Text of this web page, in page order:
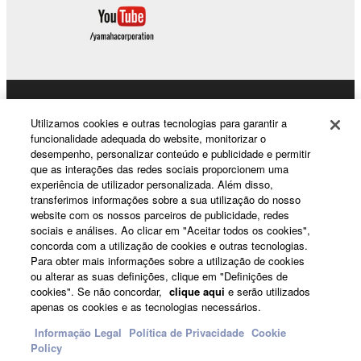
News
About Yamaha
Portugal - English
Consumer
Utilizamos cookies e outras tecnologias para garantir a
funcionalidade adequada do website, monitorizar o
desempenho, personalizar conteúdo e publicidade e permitir
que as interações das redes sociais proporcionem uma
experiência de utilizador personalizada. Além disso,
transferimos informações sobre a sua utilização do nosso
website com os nossos parceiros de publicidade, redes
sociais e análises. Ao clicar em "Aceitar todos os cookies",
concorda com a utilização de cookies e outras tecnologias.
Para obter mais informações sobre a utilização de cookies
ou alterar as suas definições, clique em "Definições de
cookies". Se não concordar, clique aqui e serão utilizados
apenas os cookies e as tecnologias necessários.
Informação Legal Política de Privacidade Cookie
Policy